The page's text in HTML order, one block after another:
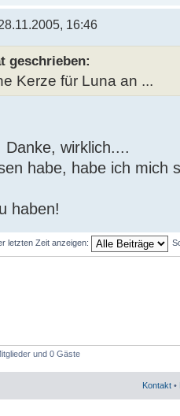
16:46
geschrieben:
Kerze für Luna an ...
Danke, wirklich....
habe, habe ich mich
haben!
letzten Zeit anzeigen:
und 0 Gäste
Kontakt •